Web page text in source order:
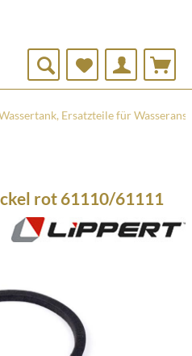
Ersatzteile für
rot 61110/61111